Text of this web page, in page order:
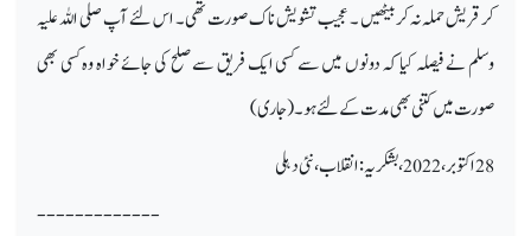
کر قریش حملہ نہ کر بیٹھیں ۔ عجیب تشویش ناک صورت تھی۔ اس لئے آپ صلی اللہ علیہ
وسلم نے فیصلہ کیا کہ دونوں میں سے کسی ایک فریق سے صلح کی جائے خواہ وہ کسی بھی
صورت میں کتنی بھی مدت کے لئے ہو۔(جاری)
28 اکتوبر،2022 ، بشکریہ: انقلاب، نئی دہلی
-------------